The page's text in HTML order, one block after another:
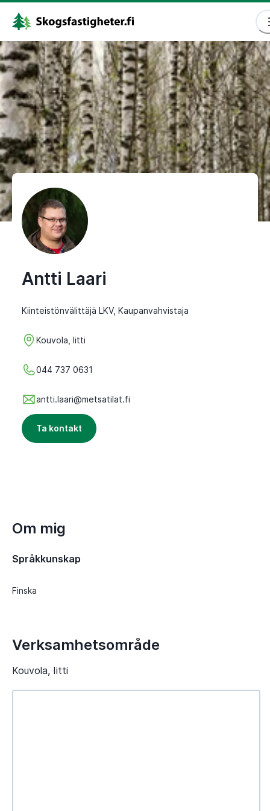
Antti Laari
Kiinteistönvälittäjä LKV, Kaupanvahvistaja
Kouvola, Iitti
044 737 0631
antti.laari@metsatilat.fi
Ta kontakt
Om mig
Språkkunskap
Finska
Verksamhetsområde
Kouvola, Iitti